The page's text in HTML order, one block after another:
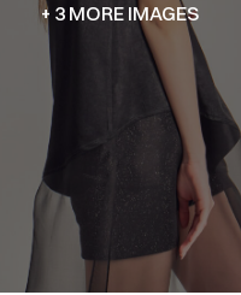
+ 3 MORE IMAGES